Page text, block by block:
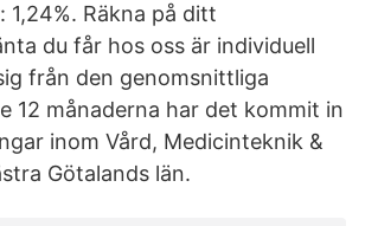
1,24%. Räkna på ditt
du får hos oss är individuell
från den genomsnittliga
12 månaderna har det kommit in
inom Vård, Medicinteknik &
Götalands län.